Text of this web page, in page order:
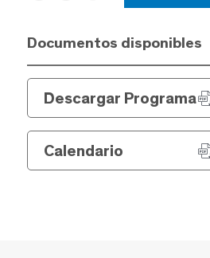
Documentos disponibles
Descargar Programa
Calendario